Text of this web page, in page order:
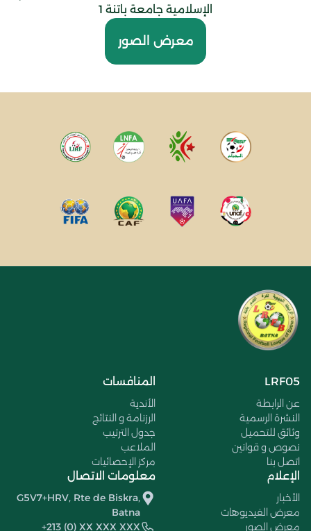
الإسلامية جامعة باتنة 1
معرض الصور
LRF05
عن الرابطة
النشرة الرسمية
وثائق للتحميل
نصوص و قوانين
اتصل بنا
المنافسات
الأندية
الرزنامة و النتائج
جدول الترتيب
الملاعب
مركز الإحصائيات
الإعلام
الأخبار
معرض الفيديوهات
معرض الصور
معلومات الاتصال
G5V7+HRV, Rte de Biskra,
Batna
+213 (0) XX XXX XXX